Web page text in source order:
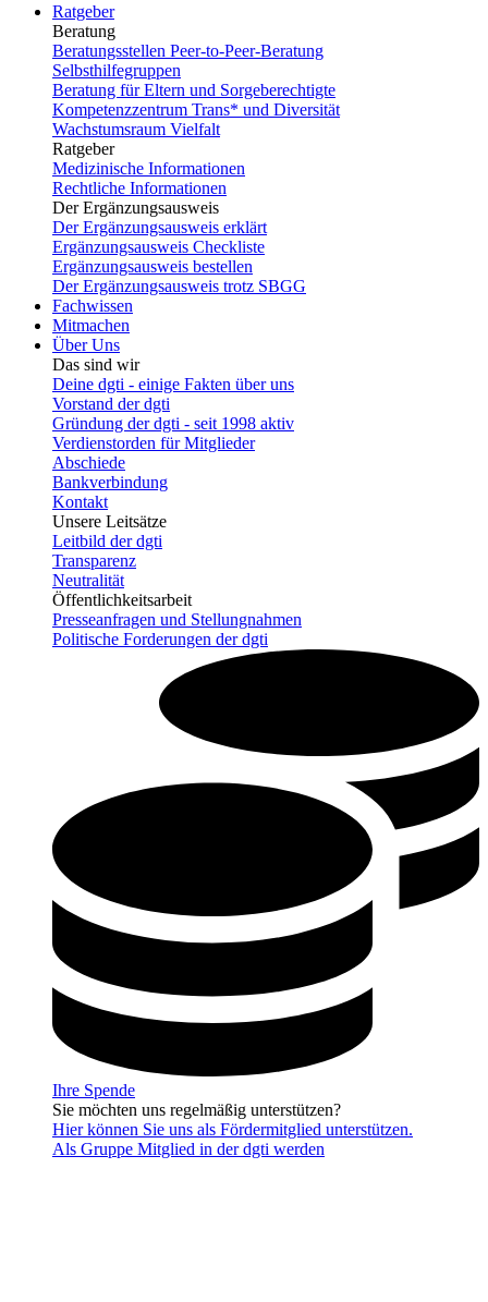
Ratgeber
Beratung
Beratungsstellen Peer-to-Peer-Beratung
Selbsthilfegruppen
Beratung für Eltern und Sorgeberechtigte
Kompetenzzentrum Trans* und Diversität
Wachstumsraum Vielfalt
Ratgeber
Medizinische Informationen
Rechtliche Informationen
Der Ergänzungsausweis
Der Ergänzungsausweis erklärt
Ergänzungsausweis Checkliste
Ergänzungsausweis bestellen
Der Ergänzungsausweis trotz SBGG
Fachwissen
Mitmachen
Über Uns
Das sind wir
Deine dgti - einige Fakten über uns
Vorstand der dgti
Gründung der dgti - seit 1998 aktiv
Verdienstorden für Mitglieder
Abschiede
Bankverbindung
Kontakt
Unsere Leitsätze
Leitbild der dgti
Transparenz
Neutralität
Öffentlichkeitsarbeit
Presseanfragen und Stellungnahmen
Politische Forderungen der dgti
Ihre Spende
Sie möchten uns regelmäßig unterstützen?
Hier können Sie uns als Fördermitglied unterstützen.
Als Gruppe Mitglied in der dgti werden